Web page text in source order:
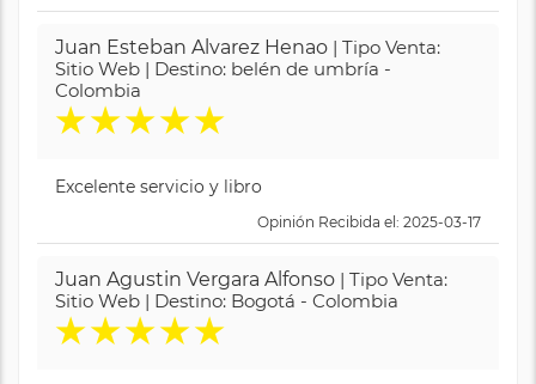
Juan Esteban Alvarez Henao | Tipo Venta:
Sitio Web | Destino: belén de umbría -
Colombia
★★★★★
Excelente servicio y libro
Opinión Recibida el: 2025-03-17
Juan Agustin Vergara Alfonso | Tipo Venta:
Sitio Web | Destino: Bogotá - Colombia
★★★★★